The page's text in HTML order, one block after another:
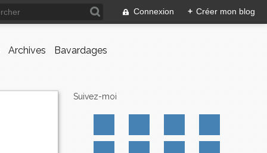
Connexion + Créer mon blog
Archives Bavardages
Suivez-moi